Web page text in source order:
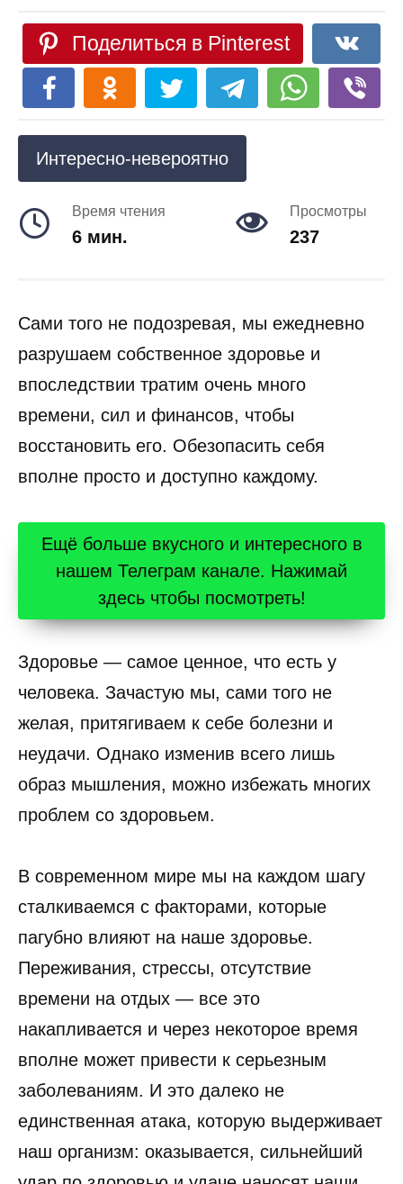
Поделиться в Pinterest
Интересно-невероятно
Время чтения
6 мин.
Просмотры
237
Сами того не подозревая, мы ежедневно
разрушаем собственное здоровье и
впоследствии тратим очень много
времени, сил и финансов, чтобы
восстановить его. Обезопасить себя
вполне просто и доступно каждому.
Ещё больше вкусного и интересного в
нашем Телеграм канале. Нажимай
здесь чтобы посмотреть!
Здоровье — самое ценное, что есть у
человека. Зачастую мы, сами того не
желая, притягиваем к себе болезни и
неудачи. Однако изменив всего лишь
образ мышления, можно избежать многих
проблем со здоровьем.
В современном мире мы на каждом шагу
сталкиваемся с факторами, которые
пагубно влияют на наше здоровье.
Переживания, стрессы, отсутствие
времени на отдых — все это
накапливается и через некоторое время
вполне может привести к серьезным
заболеваниям. И это далеко не
единственная атака, которую выдерживает
наш организм: оказывается, сильнейший